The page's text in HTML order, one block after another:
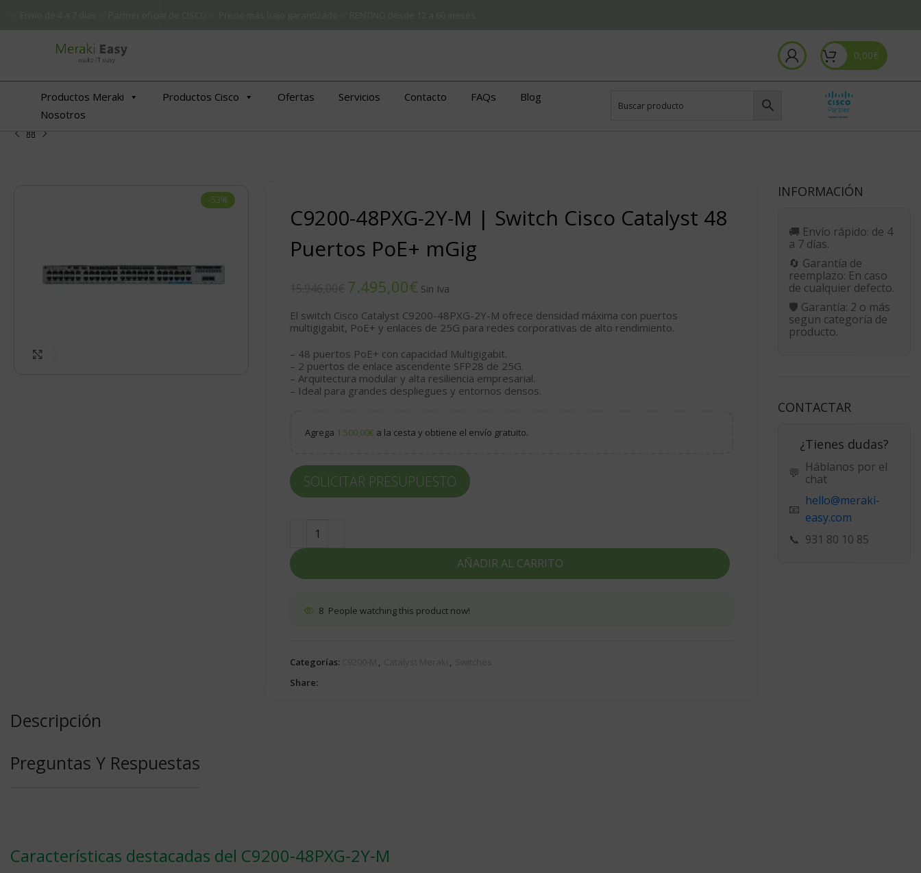
0,00€
Productos Meraki Productos Cisco Ofertas Servicios Contacto FAQs
Blog
Nosotros
-53%
C9200-48PXG-2Y-M | Switch Cisco Catalyst 48
Puertos PoE+ mGig
7.495,00€
El switch Cisco Catalyst C9200-48PXG-2Y-M ofrece densidad máxima con puertos
multigigabit, PoE+ y enlaces de 25G para redes corporativas de alto rendimiento.
– 48 puertos PoE+ con capacidad Multigigabit.
– 2 puertos de enlace ascendente SFP28 de 25G.
– Arquitectura modular y alta resiliencia empresarial.
– Ideal para grandes despliegues y entornos densos.
Agrega 1.500,00€ a la cesta y obtiene el envío gratuito.
AÑADIR AL CARRITO
SOLICITAR PRESUPUESTO
8 People watching this product now!
Categorías:
Share:
INFORMACIÓN
🚚 Envío rápido: de 4
a 7 días.
🔄 Garantía de
reemplazo: En caso
de cualquier defecto.
🛡️ Garantía: 2 o más
segun categoría de
producto.
CONTACTAR
¿Tienes dudas?
💬 Háblanos por el
chat
📧
hello@meraki-
easy.com
📞 931 80 10 85
Descripción
Preguntas Y Respuestas
Características destacadas del C9200-48PXG-2Y-M